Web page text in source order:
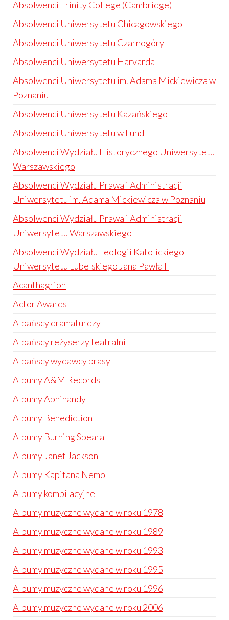
Absolwenci Trinity College (Cambridge)
Absolwenci Uniwersytetu Chicagowskiego
Absolwenci Uniwersytetu Czarnogóry
Absolwenci Uniwersytetu Harvarda
Absolwenci Uniwersytetu im. Adama Mickiewicza w
Poznaniu
Absolwenci Uniwersytetu Kazańskiego
Absolwenci Uniwersytetu w Lund
Absolwenci Wydziału Historycznego Uniwersytetu
Warszawskiego
Absolwenci Wydziału Prawa i Administracji
Uniwersytetu im. Adama Mickiewicza w Poznaniu
Absolwenci Wydziału Prawa i Administracji
Uniwersytetu Warszawskiego
Absolwenci Wydziału Teologii Katolickiego
Uniwersytetu Lubelskiego Jana Pawła II
Acanthagrion
Actor Awards
Albańscy dramaturdzy
Albańscy reżyserzy teatralni
Albańscy wydawcy prasy
Albumy A&M Records
Albumy Abhinandy
Albumy Benediction
Albumy Burning Speara
Albumy Janet Jackson
Albumy Kapitana Nemo
Albumy kompilacyjne
Albumy muzyczne wydane w roku 1978
Albumy muzyczne wydane w roku 1989
Albumy muzyczne wydane w roku 1993
Albumy muzyczne wydane w roku 1995
Albumy muzyczne wydane w roku 1996
Albumy muzyczne wydane w roku 2006